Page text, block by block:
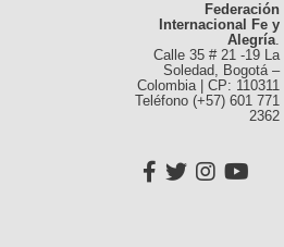
Federación
Internacional Fe y
Alegría.
Calle 35 # 21 -19 La
Soledad, Bogotá –
Colombia | CP: 110311
Teléfono (+57) 601 771
2362